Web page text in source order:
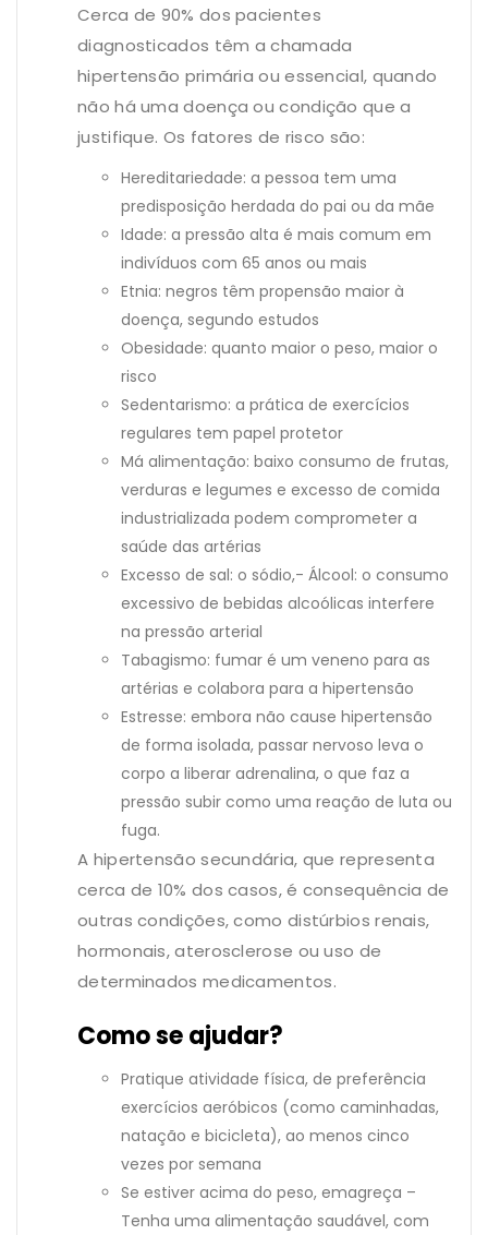
Cerca de 90% dos pacientes
diagnosticados têm a chamada
hipertensão primária ou essencial, quando
não há uma doença ou condição que a
justifique. Os fatores de risco são:
Hereditariedade: a pessoa tem uma
predisposição herdada do pai ou da mãe
Idade: a pressão alta é mais comum em
indivíduos com 65 anos ou mais
Etnia: negros têm propensão maior à
doença, segundo estudos
Obesidade: quanto maior o peso, maior o
risco
Sedentarismo: a prática de exercícios
regulares tem papel protetor
Má alimentação: baixo consumo de frutas,
verduras e legumes e excesso de comida
industrializada podem comprometer a
saúde das artérias
Excesso de sal: o sódio,- Álcool: o consumo
excessivo de bebidas alcoólicas interfere
na pressão arterial
Tabagismo: fumar é um veneno para as
artérias e colabora para a hipertensão
Estresse: embora não cause hipertensão
de forma isolada, passar nervoso leva o
corpo a liberar adrenalina, o que faz a
pressão subir como uma reação de luta ou
fuga.
A hipertensão secundária, que representa
cerca de 10% dos casos, é consequência de
outras condições, como distúrbios renais,
hormonais, aterosclerose ou uso de
determinados medicamentos.
Como se ajudar?
Pratique atividade física, de preferência
exercícios aeróbicos (como caminhadas,
natação e bicicleta), ao menos cinco
vezes por semana
Se estiver acima do peso, emagreça –
Tenha uma alimentação saudável, com